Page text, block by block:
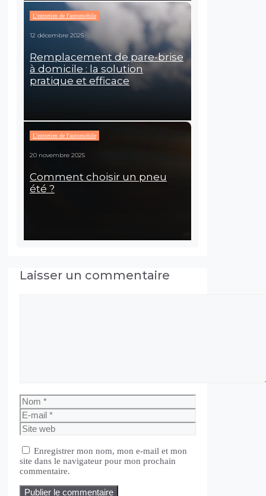
L'entretien de l'automobile
12 décembre 2025
Remplacement de pare-brise
à domicile : la solution
pratique et efficace
L'entretien de l'automobile
20 novembre 2025
Comment choisir un pneu
été ?
Laisser un commentaire
Nom
E-
mail
Site
web
Enregistrer mon nom, mon e-mail et mon
site dans le navigateur pour mon prochain
commentaire.